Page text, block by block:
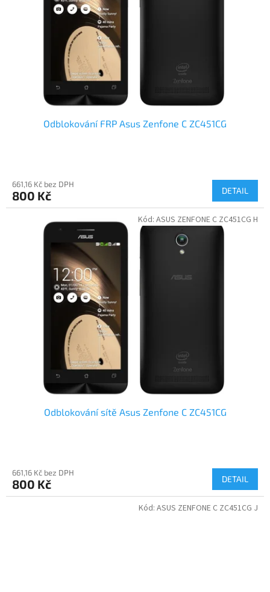
Odblokování FRP Asus Zenfone C ZC451CG
661,16 Kč bez DPH
800 Kč DETAIL
Odblokování sítě Asus Zenfone C ZC451CG
661,16 Kč bez DPH
800 Kč DETAIL
Kód: ASUS ZENFONE C ZC451CG H
Kód: ASUS ZENFONE C ZC451CG J